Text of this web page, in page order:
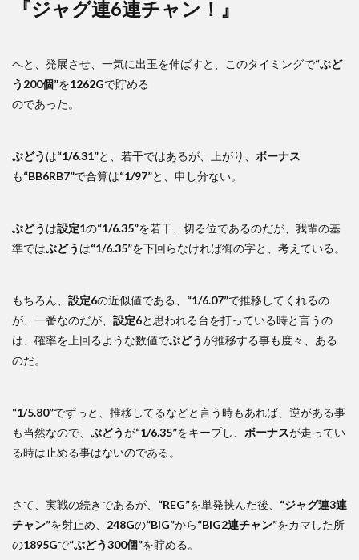
『ジャグ連6連チャン！』
へと、発展させ、一気に出玉を伸ばすと、このタイミングで“ぶど
う200個”を1262Gで貯める
のであった。
ぶどう は“1/6.31”と、若干ではあるが、上がり、 ボーナス
も“BB6RB7”で合算は“1/97”と、申し分ない。
ぶどう は設定1の“1/6.35”を若干、切る位であるのだが、我輩の基
準ではぶどう は“1/6.35”を下回らなければ御の字と、考えている。
もちろん、 設定6の近似値である、 “1/6.07”で推移してくれるの
が、一番なのだが、 設定6と思われる台を打っている時と言うの
は、確率を上回るような数値でぶどうが推移する事も度々、ある
のだ。
“1/5.80”でずっと、推移してるなどと言う時もあれば、逆がある事
も当然なので、 ぶどうが“1/6.35”をキープし、 ボーナスが走ってい
る時は止める事はないのである。
さて、実戦の続きであるが、 “REG”を単発挟んだ後、 “ジャグ連3連
チャン”を射止め、 248Gの“BIG”から“BIG2連チャン”をカマした所
の1895Gで“ぶどう300個”を貯める。